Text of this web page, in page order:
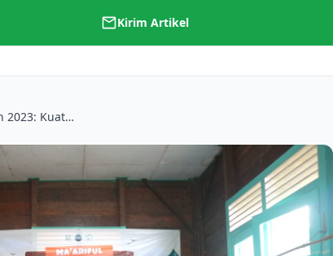
Kirim Artikel
Ma’ariful Muhadditsin 2023: Kuatkan Ketsiqahan Tebarkan Keshahihan Menghadapi Zaman Banjir Informasi